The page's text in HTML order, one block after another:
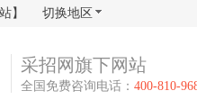
】 切换地区
采招网旗下网站
全国免费咨询电话： 400-810-